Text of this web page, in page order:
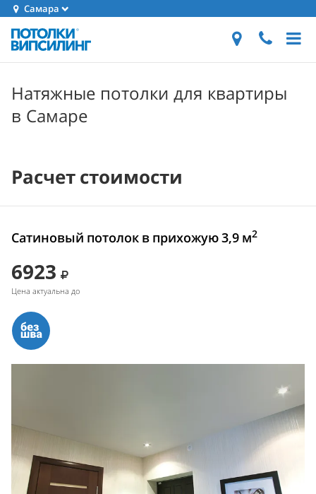
Самара
Натяжные потолки для квартиры
в Самаре
Расчет стоимости
Сатиновый потолок в прихожую 3,9 м2
6923
Цена актуальна до